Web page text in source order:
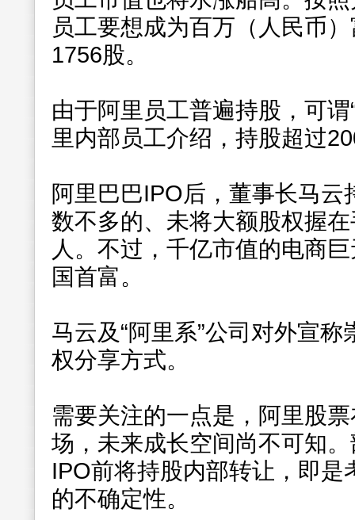
员工要想成为百万（人民币
1756股。
由于阿里员工普遍持股，可
里内部员工介绍，持股超过
阿里巴巴IPO后，董事长马
数不多的、未将大额股权握
人。不过，千亿市值的电商
国首富。
马云及“阿里系”公司对外宣称
权分享方式。
需要关注的一点是，阿里股
场，未来成长空间尚不可知
IPO前将持股内部转让，即是
的不确定性。